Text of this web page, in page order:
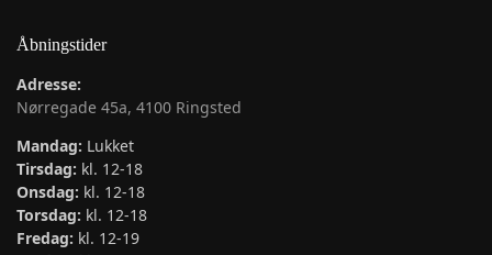
Åbningstider
Adresse:
Nørregade 45a, 4100 Ringsted
Mandag: Lukket
Tirsdag: kl. 12-18
Onsdag: kl. 12-18
Torsdag: kl. 12-18
Fredag: kl. 12-19